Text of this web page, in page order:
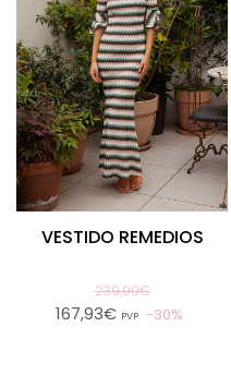
VESTIDO REMEDIOS
239,90€
167,93€ PVP 30%